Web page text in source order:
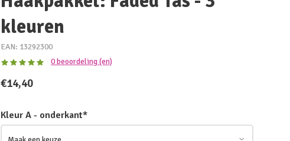
kleuren
EAN: 13292300
0 beoordeling (en)
€14,40
Kleur A - onderkant*